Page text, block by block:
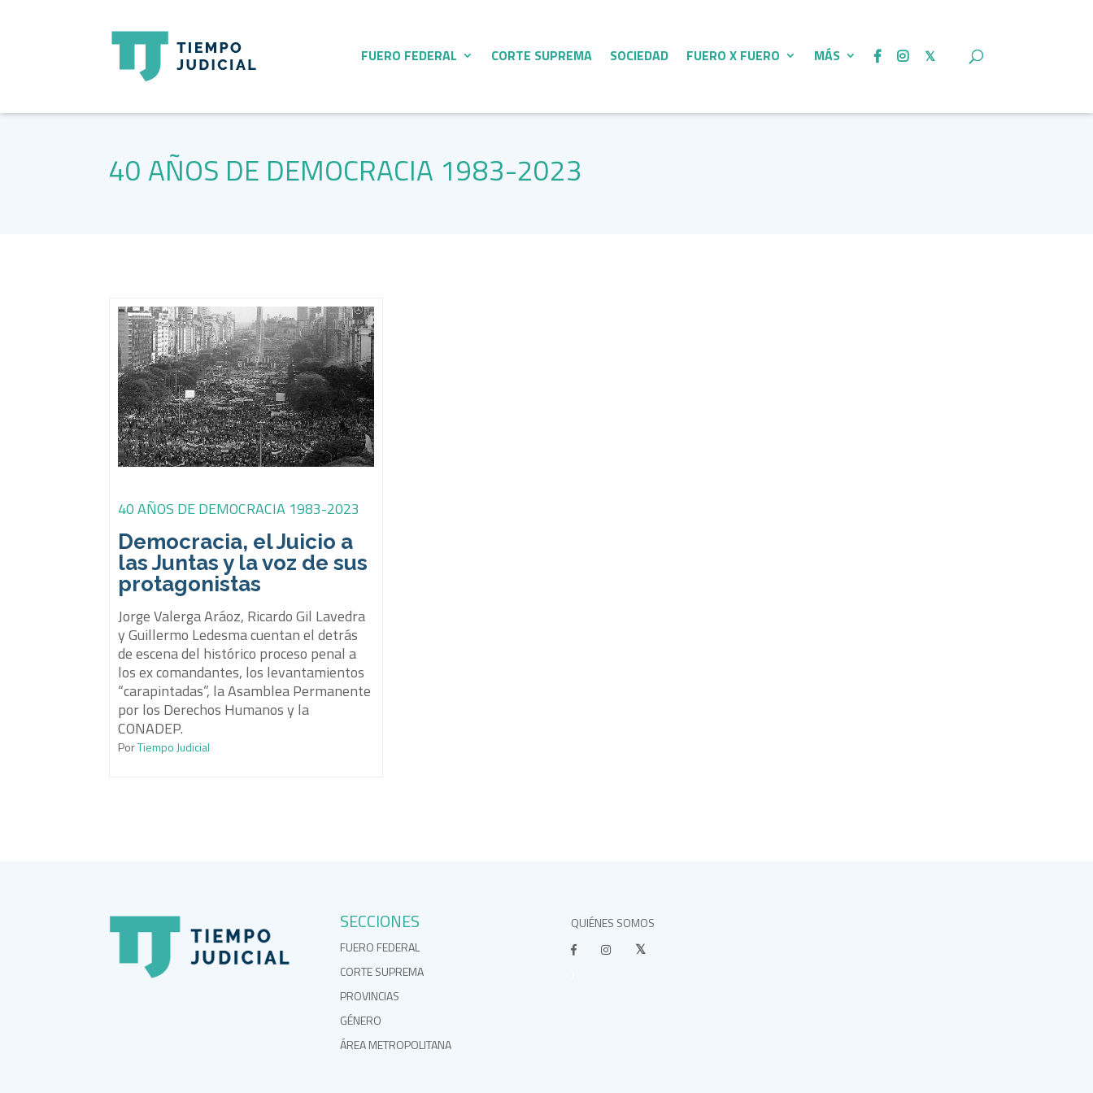
FUERO FEDERAL CORTE SUPREMA SOCIEDAD FUERO X FUERO MÁS
40 AÑOS DE DEMOCRACIA 1983-2023
40 AÑOS DE DEMOCRACIA 1983-2023
Democracia, el Juicio a
las Juntas y la voz de sus
protagonistas
Jorge Valerga Aráoz, Ricardo Gil Lavedra
y Guillermo Ledesma cuentan el detrás
de escena del histórico proceso penal a
los ex comandantes, los levantamientos
“carapintadas”, la Asamblea Permanente
por los Derechos Humanos y la
CONADEP.
PorTiempo Judicial
SECCIONES
FUERO FEDERAL
CORTE SUPREMA
PROVINCIAS
GÉNERO
ÁREA METROPOLITANA
QUIÉNES SOMOS